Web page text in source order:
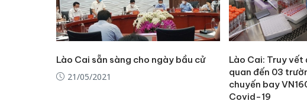
Lào Cai sẵn sàng cho ngày bầu cử
21/05/2021
Lào Cai: Truy vết
quan đến 03
chuyến bay
Covid-19